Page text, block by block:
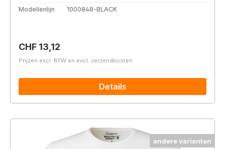
Modellenlijn
1000848-BLACK
Normale prijs:
CHF 13,12
Prijzen excl. BTW en excl. verzendkosten
Details
andere varianten